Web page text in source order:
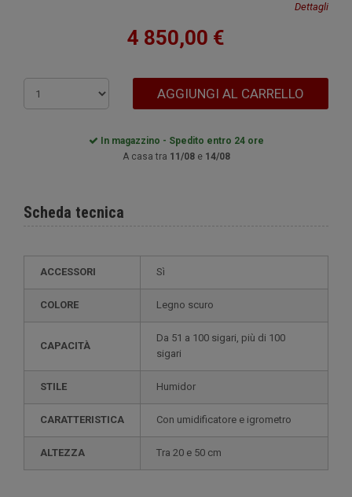
Dettagli
4 850,00 €
AGGIUNGI AL CARRELLO
In magazzino - Spedito entro 24 ore
A casa tra 11/08e 14/08
Scheda tecnica
ACCESSORI Sì
COLORE legno scuro
CAPACITÀ
da 51 a 100 sigari, più di 100
sigari
STILE humidor
CARATTERISTICA con umidificatore e igrometro
ALTEZZA tra 20 e 50 cm